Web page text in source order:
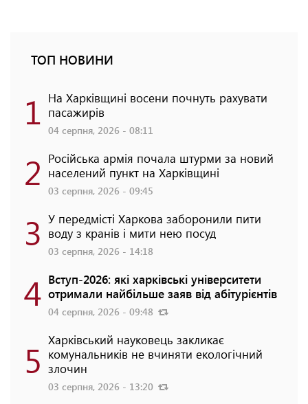
ТОП НОВИНИ
1 На Харківщині восени почнуть рахувати
пасажирів
04 серпня, 2026 - 08:11
2 Російська армія почала штурми за новий
населений пункт на Харківщині
03 серпня, 2026 - 09:45
3 У передмісті Харкова заборонили пити
воду з кранів і мити нею посуд
03 серпня, 2026 - 14:18
4 Вступ-2026: які харківські університети
отримали найбільше заяв від абітурієнтів
04 серпня, 2026 - 09:48
5 Харківський науковець закликає
комунальників не вчиняти екологічний
злочин
03 серпня, 2026 - 13:20